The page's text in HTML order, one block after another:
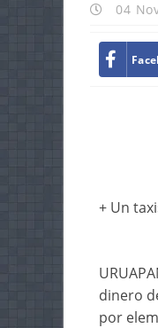
04
+ Un
dinero
por